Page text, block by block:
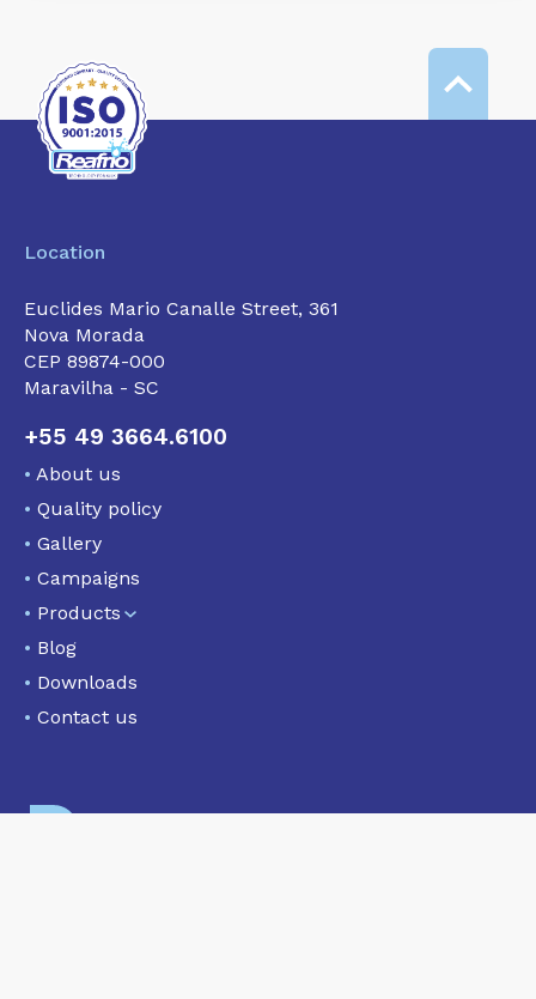
Location
Euclides Mario Canalle Street, 361
Nova Morada
CEP 89874-000
Maravilha - SC
+55 49 3664.6100
• About us
• Quality policy
• Gallery
• Campaigns
• Products
• Blog
• Downloads
• Contact us